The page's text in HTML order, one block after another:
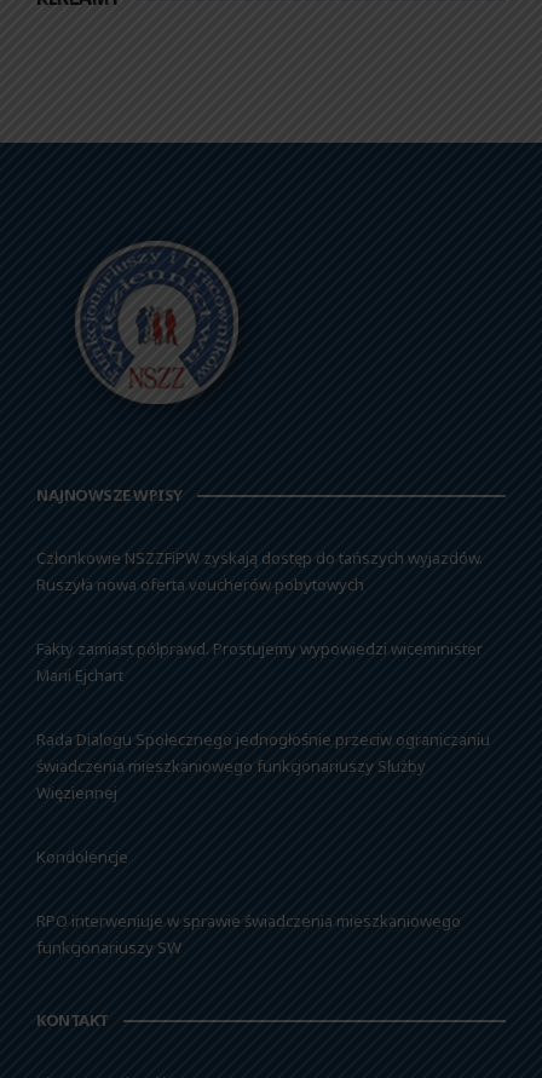
NAJNOWSZE WPISY
Członkowie NSZZFiPW zyskają dostęp do tańszych wyjazdów.
Ruszyła nowa oferta voucherów pobytowych
Fakty zamiast półprawd. Prostujemy wypowiedzi wiceminister
Marii Ejchart
Rada Dialogu Społecznego jednogłośnie przeciw ograniczaniu
świadczenia mieszkaniowego funkcjonariuszy Służby
Więziennej
Kondolencje
RPO interweniuje w sprawie świadczenia mieszkaniowego
funkcjonariuszy SW
KONTAKT